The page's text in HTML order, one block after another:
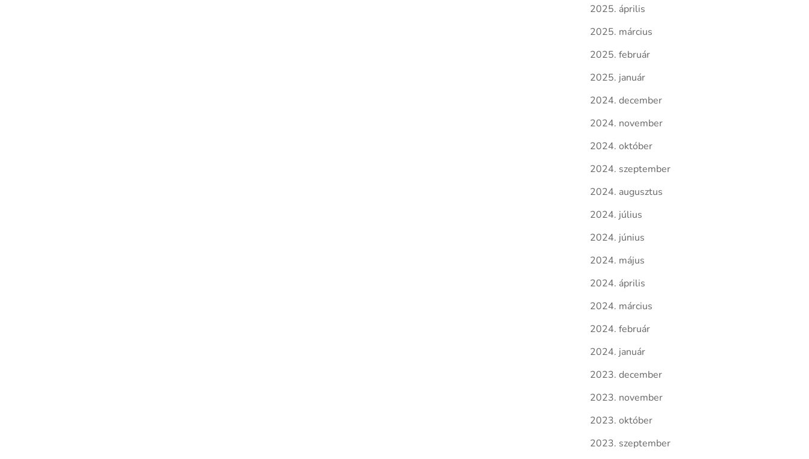
2025. április
2025. március
2025. február
2025. január
2024. december
2024. november
2024. október
2024. szeptember
2024. augusztus
2024. július
2024. június
2024. május
2024. április
2024. március
2024. február
2024. január
2023. december
2023. november
2023. október
2023. szeptember